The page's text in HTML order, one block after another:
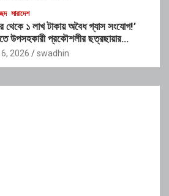
সারাদেশ
থেকে ১ লাখ টাকায় অবৈধ গ্যাস সংযোগ!’
উপসহকারী প্রকৌশলীর ছত্রছায়ার
2026 swadhin